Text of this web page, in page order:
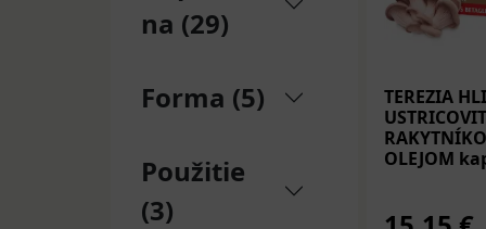
posilňuje
vhodná
Shiitake je
využíva na
na (29)
Forma (5)
Použitie
(3)
TEREZIA
OLEJOM